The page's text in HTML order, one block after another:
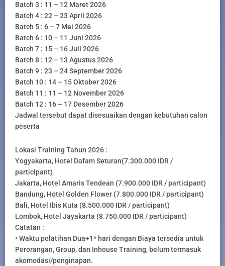
Batch 3 : 11 – 12 Maret 2026
Batch 4 : 22 – 23 April 2026
Batch 5 : 6 – 7 Mei 2026
Batch 6 : 10 – 11 Juni 2026
Batch 7 : 15 – 16 Juli 2026
Batch 8 : 12 – 13 Agustus 2026
Batch 9 : 23 – 24 September 2026
Batch 10 : 14 – 15 Oktober 2026
Batch 11 : 11 – 12 November 2026
Batch 12 : 16 – 17 Desember 2026
Jadwal tersebut dapat disesuaikan dengan kebutuhan calon
peserta
Lokasi Training Tahun 2026 :
Yogyakarta, Hotel Dafam Seturan(7.300.000 IDR /
participant)
Jakarta, Hotel Amaris Tendean (7.900.000 IDR / participant)
Bandung, Hotel Golden Flower (7.800.000 IDR / participant)
Bali, Hotel Ibis Kuta (8.500.000 IDR / participant)
Lombok, Hotel Jayakarta (8.750.000 IDR / participant)
Catatan :
• Waktu pelatihan Dua+1* hari dengan Biaya tersedia untuk
Perorangan, Group, dan Inhouse Training, belum termasuk
akomodasi/penginapan.